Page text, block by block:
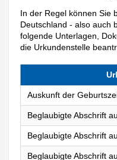
In der Regel können Sie
Deutschland - also auch
folgende Unterlagen,
die Urkundenstelle
Auskunft der
Beglaubigte Abschrift
Beglaubigte Abschrift
Beglaubigte Abschrift